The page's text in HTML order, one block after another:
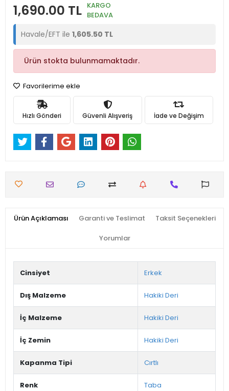
1,690.00 TL KARGO
BEDAVA
Havale/EFT ile 1,605.50 TL
Ürün stokta bulunmamaktadır.
Favorilerime ekle
Hızlı Gönderi Güvenli Alışveriş İade ve Değişim
Ürün Açıklaması Garanti ve Teslimat Taksit Seçenekleri
Yorumlar
Cinsiyet Erkek
Dış Malzeme Hakiki Deri
İç Malzeme Hakiki Deri
İç Zemin Hakiki Deri
Kapanma Tipi Cırtlı
Renk Taba